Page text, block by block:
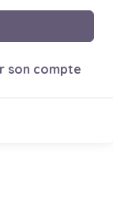
son compte